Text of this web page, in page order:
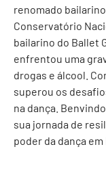
renomado
Conservatório
bailarino do Ballet
enfrentou uma
drogas e álcool.
superou os
na dança.
sua jornada de
poder da dança